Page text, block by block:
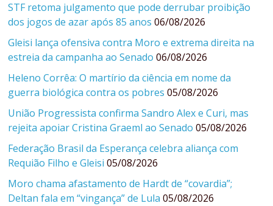
STF retoma julgamento que pode derrubar proibição
dos jogos de azar após 85 anos 06/08/2026
Gleisi lança ofensiva contra Moro e extrema direita na
estreia da campanha ao Senado 06/08/2026
Heleno Corrêa: O martírio da ciência em nome da
guerra biológica contra os pobres 05/08/2026
União Progressista confirma Sandro Alex e Curi, mas
rejeita apoiar Cristina Graeml ao Senado 05/08/2026
Federação Brasil da Esperança celebra aliança com
Requião Filho e Gleisi 05/08/2026
Moro chama afastamento de Hardt de “covardia”;
Deltan fala em “vingança” de Lula 05/08/2026